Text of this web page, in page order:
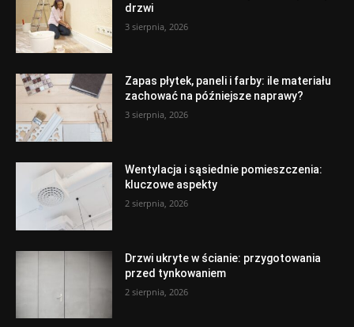
drzwi
3 sierpnia, 2026
Zapas płytek, paneli i farby: ile materiału
zachować na późniejsze naprawy?
3 sierpnia, 2026
Wentylacja i sąsiednie pomieszczenia:
kluczowe aspekty
2 sierpnia, 2026
Drzwi ukryte w ścianie: przygotowania
przed tynkowaniem
2 sierpnia, 2026